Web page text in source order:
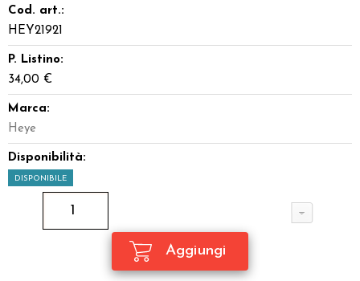
Cod. art.:
HEY21921
P. Listino:
34,00 €
Marca:
Heye
Disponibilità:
DISPONIBILE